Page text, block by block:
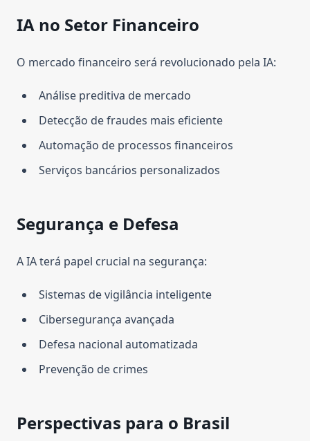
IA no Setor Financeiro
O mercado financeiro será revolucionado pela IA:
Análise preditiva de mercado
Detecção de fraudes mais eficiente
Automação de processos financeiros
Serviços bancários personalizados
Segurança e Defesa
A IA terá papel crucial na segurança:
Sistemas de vigilância inteligente
Cibersegurança avançada
Defesa nacional automatizada
Prevenção de crimes
Perspectivas para o Brasil